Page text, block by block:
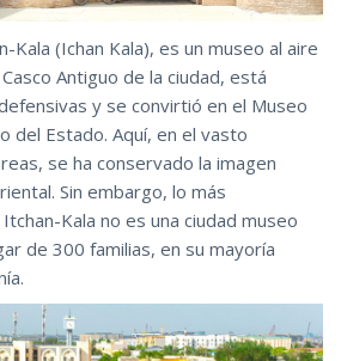
Kala (Ichan Kala), es un museo al aire
Antiguo de la ciudad, está
y se convirtió en el Museo
del Estado. Aquí, en el vasto
se ha conservado la imagen
Sin embargo, lo más
Kala no es una ciudad museo
de 300 familias, en su mayoría